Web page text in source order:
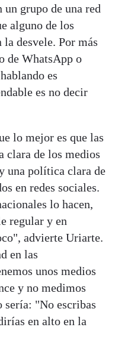
un grupo de una red
alguno de los
la desvele. Por más
de WhatsApp o
es
es no decir
lo mejor es que las
clara de los medios
una política clara de
en redes sociales.
lo hacen,
regular y en
advierte Uriarte.
en las
unos medios
y no medimos
sería: "No escribas
en alto en la